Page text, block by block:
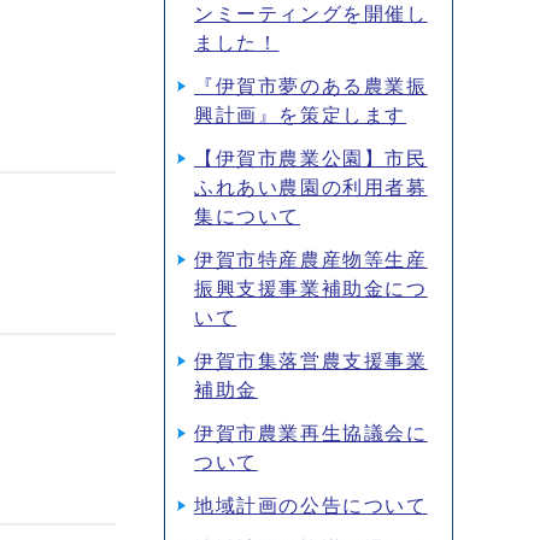
ンミーティングを開催し
ました！
『伊賀市夢のある農業振
興計画』を策定します
【伊賀市農業公園】市民
ふれあい農園の利用者募
集について
伊賀市特産農産物等生産
振興支援事業補助金につ
いて
伊賀市集落営農支援事業
補助金
伊賀市農業再生協議会に
ついて
地域計画の公告について